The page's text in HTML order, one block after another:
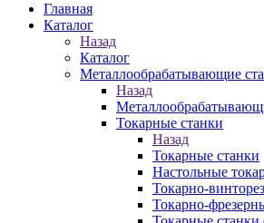
Главная
Каталог
Назад
Каталог
Металлообрабатывающие
Назад
Токарные станки
Назад
Токарные станки
Настольные
Токарно-
Токарно-